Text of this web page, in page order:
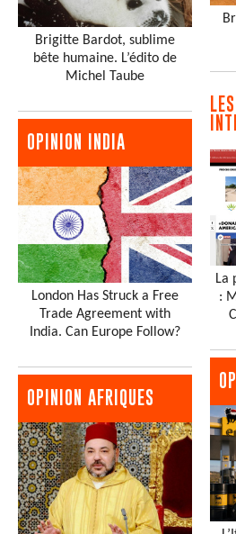
Brigitte Bardot, sublime
bête humaine. L’édito de
Michel Taube
OPINION INDIA
London Has Struck a Free
Trade Agreement with
India. Can Europe Follow?
OPINION AFRIQUES
La
: